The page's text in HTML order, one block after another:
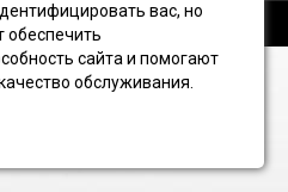
компания, 2016 ©
вас, но
обеспечить
сайта и помогают
обслуживания.